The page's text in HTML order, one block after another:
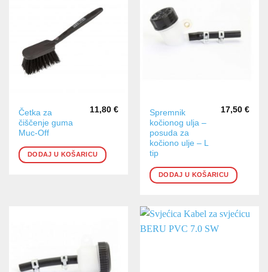
Četka za
čiščenje guma
Muc-Off
11,80 €
DODAJ U KOŠARICU
Spremnik
kočionog ulja –
posuda za
kočiono ulje – L
tip
17,50 €
DODAJ U KOŠARICU